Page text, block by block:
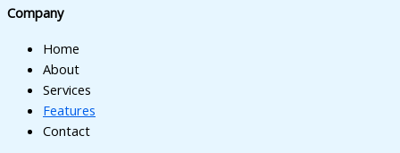
Company
Home
About
Services
Features
Contact